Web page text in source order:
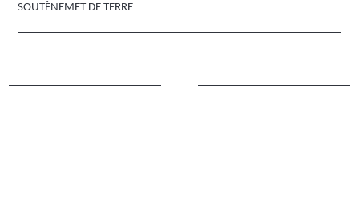
SOUTÈNEMET DE TERRE